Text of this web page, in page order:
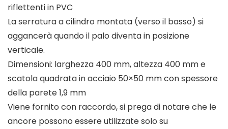
riflettenti in PVC
La serratura a cilindro montata (verso il basso) si
aggancerà quando il palo diventa in posizione
verticale.
Dimensioni: larghezza 400 mm, altezza 400 mm e
scatola quadrata in acciaio 50×50 mm con spessore
della parete 1,9 mm
Viene fornito con raccordo, si prega di notare che le
ancore possono essere utilizzate solo su